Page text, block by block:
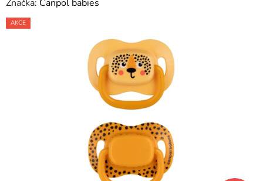
produktu
Značka: Canpol babies
AKCE